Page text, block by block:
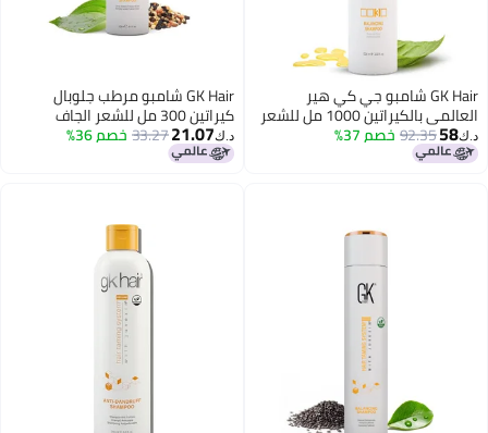
GK Hair شامبو جي كي هير
العالمي بالكيراتين 1000 مل للشعر
وفروة الرأس يستعيد
حموضة فروة الرأس - خالي
92.35خصم 37%
GK Hair شامبو مرطب جلوبال
كيراتين 300 مل للشعر الجاف
والمجعد - خالي من الكبريتات
والبارابين
21.07
33.27خصم 36%